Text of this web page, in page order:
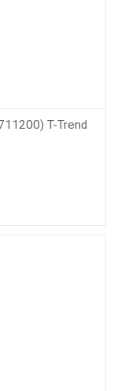
T-Trend